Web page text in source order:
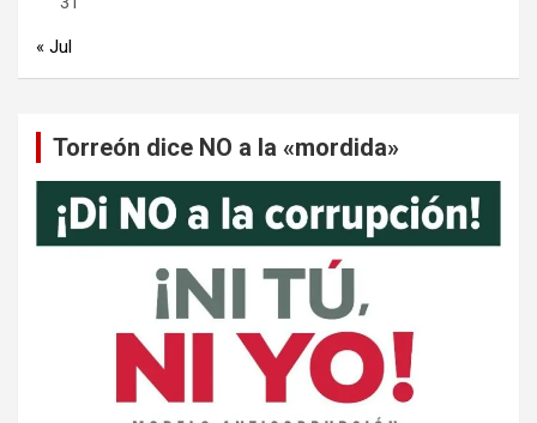
« Jul
Torreón dice NO a la «mordida»